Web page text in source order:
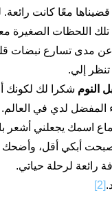
معًا كانت
اللحظات الصغيرة
مدى تسارع نبضات
إلي.
النوم شكرا لك
المفضل لدي في العالم.
اسمك يجعلني أشعر
أبكي أقل، وأضحك
رائعة لرحلة حياتي.
[2]